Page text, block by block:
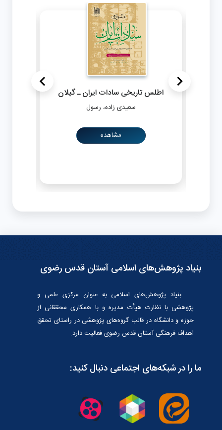
اطلس تاریخی سادات ایران ـ گیلان
سعیدی زاده، رسول
مشاهده
<
>
بنیاد پژوهش‌های اسلامی آستان قدس رضوی
بنیاد پژوهش‌هاى اسلامى به عنوان مرکزى علمى و
پژوهشى با نظارت هیأت مدیره و با همکارى محققانى از
حوزه و دانشگاه در قالب گروه‌هاى پژوهشى در راستاى تحقق
اهداف فرهنگى آستان قدس رضوى فعالیت دارد.
ما را در شبکه‌های اجتماعی دنبال کنید: